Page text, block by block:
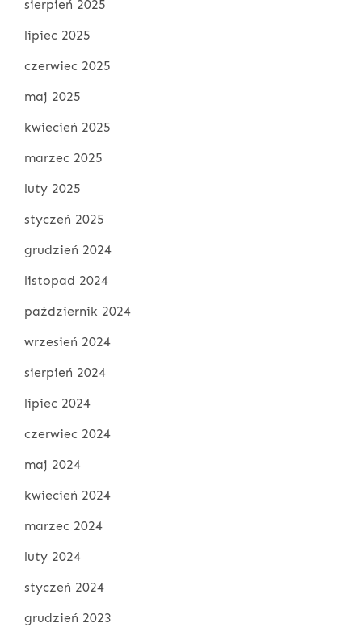
sierpień 2025
lipiec 2025
czerwiec 2025
maj 2025
kwiecień 2025
marzec 2025
luty 2025
styczeń 2025
grudzień 2024
listopad 2024
październik 2024
wrzesień 2024
sierpień 2024
lipiec 2024
czerwiec 2024
maj 2024
kwiecień 2024
marzec 2024
luty 2024
styczeń 2024
grudzień 2023